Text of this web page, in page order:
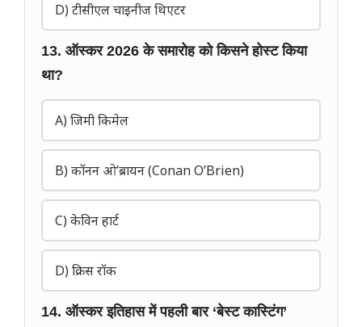
D) टीसीएल चाइनीज थिएटर
13. ऑस्कर 2026 के समारोह को किसने होस्ट किया
था?
A) जिमी किमेल
B) कॉनन ओ’ब्रायन (Conan O’Brien)
C) केविन हार्ट
D) क्रिस रॉक
14. ऑस्कर इतिहास में पहली बार ‘बेस्ट कास्टिंग’